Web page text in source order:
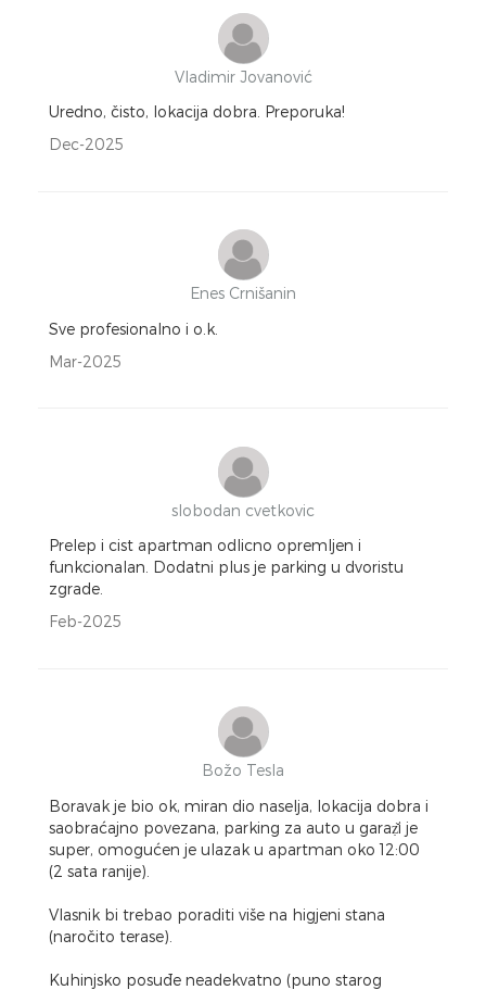
Vladimir Jovanović
Uredno, čisto, lokacija dobra. Preporuka!
Dec-2025
Enes Crnišanin
Sve profesionalno i o.k.
Mar-2025
slobodan cvetkovic
Prelep i cist apartman odlicno opremljen i
funkcionalan. Dodatni plus je parking u dvoristu
zgrade.
Feb-2025
Božo Tesla
Boravak je bio ok, miran dio naselja, lokacija dobra i
saobraćajno povezana, parking za auto u garaẓ̌i je
super, omogućen je ulazak u apartman oko 12:00
(2 sata ranije).
Vlasnik bi trebao poraditi više na higjeni stana
(naročito terase).
Kuhinjsko posuđe neadekvatno (puno starog